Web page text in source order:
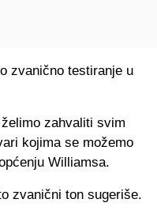
zvanično testiranje u
zahvaliti svim
kojima se možemo
Williamsa.
zvanični ton sugeriše.